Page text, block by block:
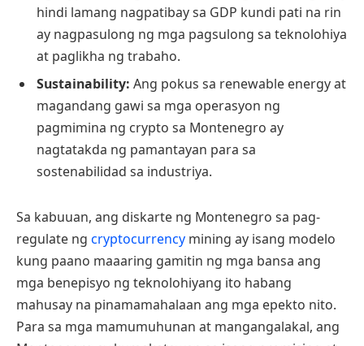
hindi lamang nagpatibay sa GDP kundi pati na rin
ay nagpasulong ng mga pagsulong sa teknolohiya
at paglikha ng trabaho.
Sustainability: Ang pokus sa renewable energy at
magandang gawi sa mga operasyon ng
pagmimina ng crypto sa Montenegro ay
nagtatakda ng pamantayan para sa
sostenabilidad sa industriya.
Sa kabuuan, ang diskarte ng Montenegro sa pag-
regulate ng cryptocurrency mining ay isang modelo
kung paano maaaring gamitin ng mga bansa ang
mga benepisyo ng teknolohiyang ito habang
mahusay na pinamamahalaan ang mga epekto nito.
Para sa mga mamumuhunan at mangangalakal, ang